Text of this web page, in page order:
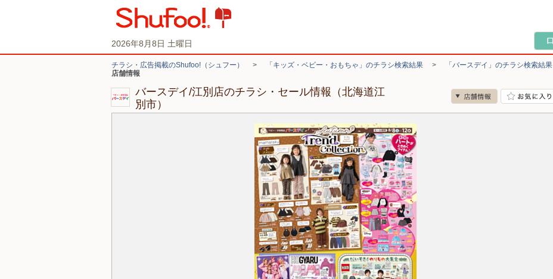
2026年8月8日 土曜日
チラシ・広告掲載のShufoo!（シュフー） > 「キッズ・ベビー・おもちゃ」のチラシ検索結果 > 「バースデイ」のチラシ検索結果
店舗情報
バースデイ/江別店のチラシ・セール情報（北海道江
別市）